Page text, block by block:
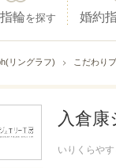
輪を探す 婚約
リングラフ) こだわり
入倉
いりくらや